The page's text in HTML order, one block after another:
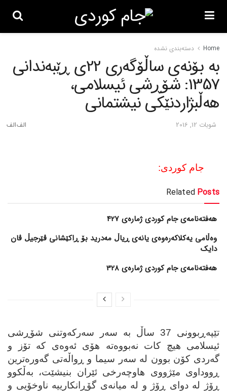
Home دسته‌بندی نشده
به‌ بۆنه‌ی ساڵۆگه‌ری 22ی ڕێبه‌ندانی
1357: شۆڕشی ئیسلامی،
هه‌ڵبژاردنێکی نیشتمانی
شوبات 12, 2016
جام کوردی:
Related Posts
هەفتەنامەی جام کوردی ژمارەی 427
وەڵامی یەکلاکەرەوەی یانەی ڕیاڵ مەدرید بۆ ڕاکێشانی ڤێرجیڵ ڤان
دایک
هەفتەنامەی جام کوردی ژمارەی 328
تێپه‌ڕبوونی 37 ساڵ به‌ سه‌ر سه‌رکه‌وتنی شۆڕشی
ئیسلامی هیچ کات نه‌بووه‌ته‌ هۆی ئه‌وه‌ی که‌ تۆز و
گه‌ردی کۆن بوون له‌ سه‌ر سیما و ڕواڵه‌تی گه‌وره‌ترین
ڕووداوی مێژووی هاوچه‌رخی ئێران بنیشێت، به‌ڵکوو
ڕۆژ له‌ دوای ڕۆژ و له‌ میانه‌ی گۆڕانکارییه‌ ناوخۆیی و